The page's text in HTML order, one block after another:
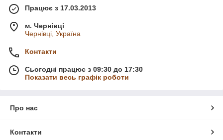
Працює з 17.03.2013
м. Чернівці
Чернівці, Україна
Контакти
Сьогодні працює з 09:30 до 17:30
Показати весь графік роботи
Про нас
Контакти